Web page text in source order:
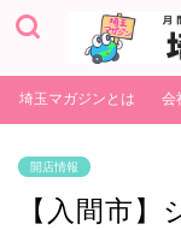
埼玉マガジンとは 会
開店情報
【入間市